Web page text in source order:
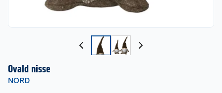
Ovald nisse
NORD